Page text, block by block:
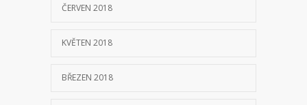
ČERVEN 2018
KVĚTEN 2018
BŘEZEN 2018